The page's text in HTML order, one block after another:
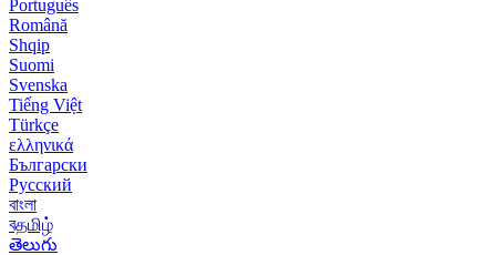
Português
Română
Shqip
Suomi
Svenska
Tiếng Việt
Türkçe
ελληνικά
Български
Русский
বাংলা
বதமிழ்
తెలుగు